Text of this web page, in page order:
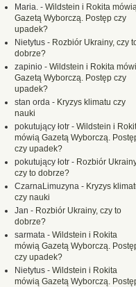
Maria. - Wildstein i Rokita
Gazetą Wyborczą. Postęp czy
upadek?
Nietytus - Rozbiór Ukrainy, czy
dobrze?
zapinio - Wildstein i Rokita
Gazetą Wyborczą. Postęp czy
upadek?
stan orda - Kryzys klimatu czy
nauki
pokutujący łotr - Wildstein i
mówią Gazetą Wyborczą.
czy upadek?
pokutujący łotr - Rozbiór
czy to dobrze?
CzarnaLimuzyna - Kryzys
czy nauki
Jan - Rozbiór Ukrainy, czy to
dobrze?
sarmata - Wildstein i Rokita
mówią Gazetą Wyborczą.
czy upadek?
Nietytus - Wildstein i Rokita
mówią Gazetą Wyborczą.